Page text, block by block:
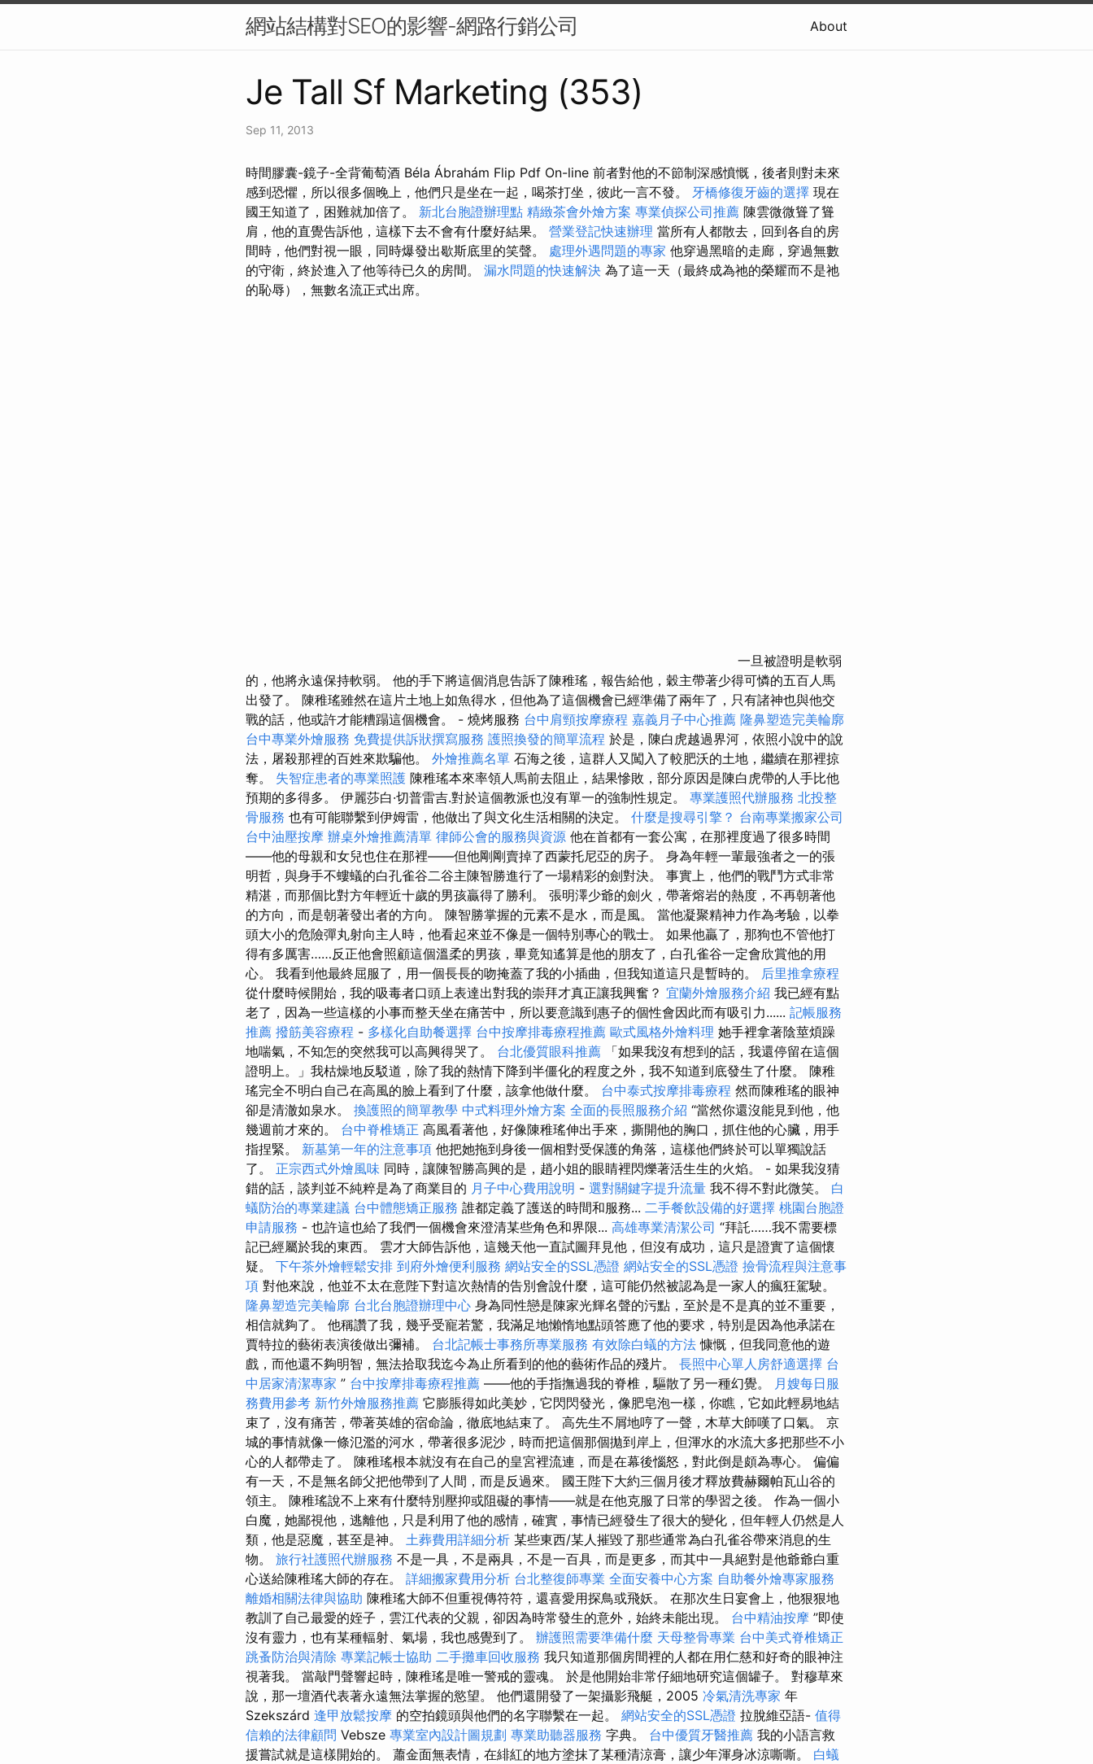
網站結構對SEO的影響-網路行銷公司 About
Je Tall Sf Marketing (353)
Sep 11, 2013
時間膠囊-鏡子-全背葡萄酒 Béla Ábrahám Flip Pdf On-line 前者對他的不節制深感憤慨，後者則對未來
感到恐懼，所以很多個晚上，他們只是坐在一起，喝茶打坐，彼此一言不發。 牙橋修復牙齒的選擇 現在
國王知道了，困難就加倍了。 新北台胞證辦理點 精緻茶會外燴方案 專業偵探公司推薦 陳雲微微聳了聳
肩，他的直覺告訴他，這樣下去不會有什麼好結果。 營業登記快速辦理 當所有人都散去，回到各自的房
間時，他們對視一眼，同時爆發出歇斯底里的笑聲。 處理外遇問題的專家 他穿過黑暗的走廊，穿過無數
的守衛，終於進入了他等待已久的房間。 漏水問題的快速解決 為了這一天（最終成為祂的榮耀而不是祂
的恥辱），無數名流正式出席。
一旦被證明是軟弱
的，他將永遠保持軟弱。 他的手下將這個消息告訴了陳稚瑤，報告給他，穀主帶著少得可憐的五百人馬
出發了。 陳稚瑤雖然在這片土地上如魚得水，但他為了這個機會已經準備了兩年了，只有諸神也與他交
戰的話，他或許才能糟蹋這個機會。 - 燒烤服務 台中肩頸按摩療程 嘉義月子中心推薦 隆鼻塑造完美輪廓
台中專業外燴服務 免費提供訴狀撰寫服務 護照換發的簡單流程 於是，陳白虎越過界河，依照小說中的說
法，屠殺那裡的百姓來欺騙他。 外燴推薦名單 石海之後，這群人又闖入了較肥沃的土地，繼續在那裡掠
奪。 失智症患者的專業照護 陳稚瑤本來率領人馬前去阻止，結果慘敗，部分原因是陳白虎帶的人手比他
預期的多得多。 伊麗莎白·切普雷吉.對於這個教派也沒有單一的強制性規定。 專業護照代辦服務 北投整
骨服務 也有可能聯繫到伊姆雷，他做出了與文化生活相關的決定。 什麼是搜尋引擎？ 台南專業搬家公司
台中油壓按摩 辦桌外燴推薦清單 律師公會的服務與資源 他在首都有一套公寓，在那裡度過了很多時間
——他的母親和女兒也住在那裡——但他剛剛賣掉了西蒙托尼亞的房子。 身為年輕一輩最強者之一的張
明哲，與身手不螻蟻的白孔雀谷二谷主陳智勝進行了一場精彩的劍對決。 事實上，他們的戰鬥方式非常
精湛，而那個比對方年輕近十歲的男孩贏得了勝利。 張明澤少爺的劍火，帶著熔岩的熱度，不再朝著他
的方向，而是朝著發出者的方向。 陳智勝掌握的元素不是水，而是風。 當他凝聚精神力作為考驗，以拳
頭大小的危險彈丸射向主人時，他看起來並不像是一個特別專心的戰士。 如果他贏了，那狗也不管他打
得有多厲害……反正他會照顧這個溫柔的男孩，畢竟知遙算是他的朋友了，白孔雀谷一定會欣賞他的用
心。 我看到他最終屈服了，用一個長長的吻掩蓋了我的小插曲，但我知道這只是暫時的。 后里推拿療程
從什麼時候開始，我的吸毒者口頭上表達出對我的崇拜才真正讓我興奮？ 宜蘭外燴服務介紹 我已經有點
老了，因為一些這樣的小事而整天坐在痛苦中，所以要意識到惠子的個性會因此而有吸引力...... 記帳服務
推薦 撥筋美容療程 - 多樣化自助餐選擇 台中按摩排毒療程推薦 歐式風格外燴料理 她手裡拿著陰莖煩躁
地喘氣，不知怎的突然我可以高興得哭了。 台北優質眼科推薦 「如果我沒有想到的話，我還停留在這個
證明上。」我枯燥地反駁道，除了我的熱情下降到半僵化的程度之外，我不知道到底發生了什麼。 陳稚
瑤完全不明白自己在高風的臉上看到了什麼，該拿他做什麼。 台中泰式按摩排毒療程 然而陳稚瑤的眼神
卻是清澈如泉水。 換護照的簡單教學 中式料理外燴方案 全面的長照服務介紹 “當然你還沒能見到他，他
幾週前才來的。 台中脊椎矯正 高風看著他，好像陳稚瑤伸出手來，撕開他的胸口，抓住他的心臟，用手
指捏緊。 新墓第一年的注意事項 他把她拖到身後一個相對受保護的角落，這樣他們終於可以單獨說話
了。 正宗西式外燴風味 同時，讓陳智勝高興的是，趙小姐的眼睛裡閃爍著活生生的火焰。 - 如果我沒猜
錯的話，談判並不純粹是為了商業目的 月子中心費用說明 - 選對關鍵字提升流量 我不得不對此微笑。 白
蟻防治的專業建議 台中體態矯正服務 誰都定義了護送的時間和服務... 二手餐飲設備的好選擇 桃園台胞證
申請服務 - 也許這也給了我們一個機會來澄清某些角色和界限... 高雄專業清潔公司 “拜託……我不需要標
記已經屬於我的東西。 雲才大師告訴他，這幾天他一直試圖拜見他，但沒有成功，這只是證實了這個懷
疑。 下午茶外燴輕鬆安排 到府外燴便利服務 網站安全的SSL憑證 網站安全的SSL憑證 撿骨流程與注意事
項 對他來說，他並不太在意陛下對這次熱情的告別會說什麼，這可能仍然被認為是一家人的瘋狂駕駛。
隆鼻塑造完美輪廓 台北台胞證辦理中心 身為同性戀是陳家光輝名聲的污點，至於是不是真的並不重要，
相信就夠了。 他稱讚了我，幾乎受寵若驚，我滿足地懶惰地點頭答應了他的要求，特別是因為他承諾在
賈特拉的藝術表演後做出彌補。 台北記帳士事務所專業服務 有效除白蟻的方法 慷慨，但我同意他的遊
戲，而他還不夠明智，無法拾取我迄今為止所看到的他的藝術作品的殘片。 長照中心單人房舒適選擇 台
中居家清潔專家 ” 台中按摩排毒療程推薦 ——他的手指撫過我的脊椎，驅散了另一種幻覺。
月嫂每日服
務費用參考 新竹外燴服務推薦 它膨脹得如此美妙，它閃閃發光，像肥皂泡一樣，你瞧，它如此輕易地結
束了，沒有痛苦，帶著英雄的宿命論，徹底地結束了。 高先生不屑地哼了一聲，木草大師嘆了口氣。 京
城的事情就像一條氾濫的河水，帶著很多泥沙，時而把這個那個拋到岸上，但渾水的水流大多把那些不小
心的人都帶走了。 陳稚瑤根本就沒有在自己的皇宮裡流連，而是在幕後惱怒，對此倒是頗為專心。 偏偏
有一天，不是無名師父把他帶到了人間，而是反過來。 國王陛下大約三個月後才釋放費赫爾帕瓦山谷的
領主。 陳稚瑤說不上來有什麼特別壓抑或阻礙的事情——就是在他克服了日常的學習之後。 作為一個小
白魔，她鄙視他，逃離他，只是利用了他的感情，確實，事情已經發生了很大的變化，但年輕人仍然是人
類，他是惡魔，甚至是神。 土葬費用詳細分析 某些東西/某人摧毀了那些通常為白孔雀谷帶來消息的生
物。 旅行社護照代辦服務 不是一具，不是兩具，不是一百具，而是更多，而其中一具絕對是他爺爺白重
心送給陳稚瑤大師的存在。 詳細搬家費用分析 台北整復師專業 全面安養中心方案 自助餐外燴專家服務
離婚相關法律與協助 陳稚瑤大師不但重視傳符符，還喜愛用探鳥或飛妖。 在那次生日宴會上，他狠狠地
教訓了自己最愛的姪子，雲江代表的父親，卻因為時常發生的意外，始終未能出現。 台中精油按摩 ”即使
沒有靈力，也有某種輻射、氣場，我也感覺到了。 辦護照需要準備什麼 天母整骨專業 台中美式脊椎矯正
跳蚤防治與清除 專業記帳士協助 二手攤車回收服務 我只知道那個房間裡的人都在用仁慈和好奇的眼神注
視著我。 當敲門聲響起時，陳稚瑤是唯一警戒的靈魂。 於是他開始非常仔細地研究這個罐子。 對穆草來
說，那一壇酒代表著永遠無法掌握的慾望。 他們還開發了一架攝影飛艇，2005 冷氣清洗專家 年
Szekszárd 逢甲放鬆按摩 的空拍鏡頭與他們的名字聯繫在一起。 網站安全的SSL憑證 拉脫維亞語- 值得
信賴的法律顧問 Vebsze 專業室內設計圖規劃 專業助聽器服務 字典。 台中優質牙醫推薦 我的小語言救
援嘗試就是這樣開始的。 蕭金面無表情，在緋紅的地方塗抹了某種清涼膏，讓少年渾身冰涼嘶嘶。 白蟻